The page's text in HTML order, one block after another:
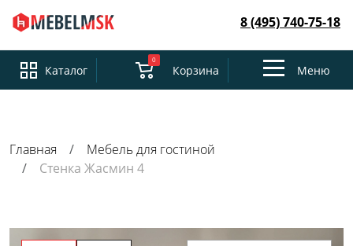
8 (495) 740-75-18
Каталог
0
Корзина
ToggleМеню
Главная
Мебель для гостиной
Стенка Жасмин 4